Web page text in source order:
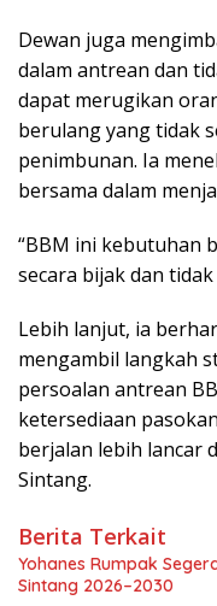
Dewan juga
dalam antrean dan
dapat merugikan
berulang yang tidak
penimbunan. Ia
bersama dalam
“BBM ini kebutuhan
secara bijak dan
Lebih lanjut, ia
mengambil langkah
persoalan antrean
ketersediaan
berjalan lebih lancar
Sintang.
Berita Terkait
Yohanes Rumpak
Sintang 2026–2030